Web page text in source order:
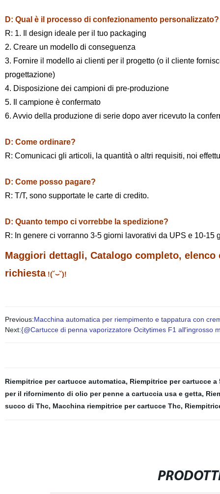
D: Qual è il processo di confezionamento personalizzato?
R: 1. Il design ideale per il tuo packaging
2. Creare un modello di conseguenza
3. Fornire il modello ai clienti per il progetto (o il cliente
progettazione)
4. Disposizione dei campioni di pre-produzione
5. Il campione è confermato
6. Avvio della produzione di serie dopo aver ricevuto la
D: Come ordinare?
R: Comunicaci gli articoli, la quantità o altri requisiti, noi
D: Come posso pagare?
R: T/T, sono supportate le carte di credito.
D: Quanto tempo ci vorrebbe la spedizione?
R: In genere ci vorranno 3-5 giorni lavorativi da UPS e 10-15
Maggiori dettagli, Catalogo completo,
richiesta!(˘⌣˘)!
Previous:Macchina automatica per riempimento e tappatura con
Next:{@Cartucce di penna vaporizzatore Ocitytimes F1 all′ingrosso
Riempitrice per cartucce automatica, Riempitrice per cartucce a
per il rifornimento di olio per penne a cartuccia usa e getta,
succo di Thc, Macchina riempitrice per cartucce Thc,